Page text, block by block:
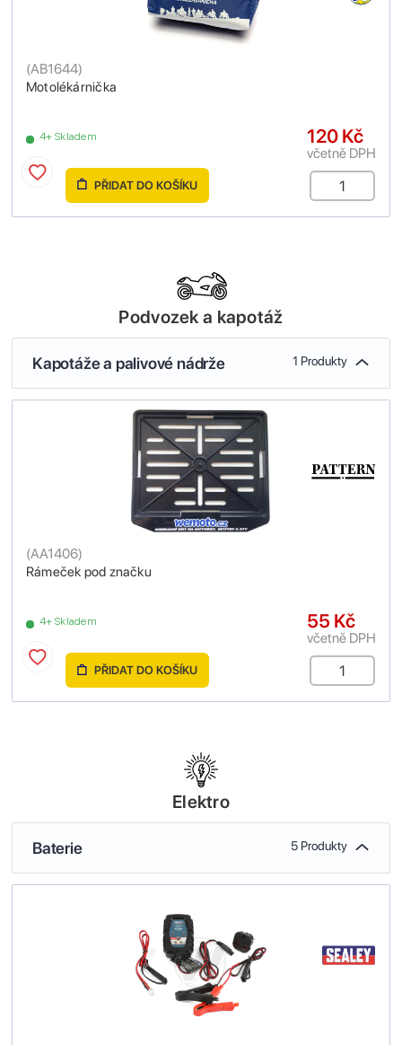
Motolékárnička
(AB1644)
4+ Skladem 120 Kč
včetně DPH
PŘIDAT DO KOŠÍKU
Podvozek a kapotáž
Kapotáže a palivové nádrže 1 Produkty
Rámeček pod značku
(AA1406)
4+ Skladem 55 Kč
včetně DPH
PŘIDAT DO KOŠÍKU
Elektro
Baterie 5 Produkty